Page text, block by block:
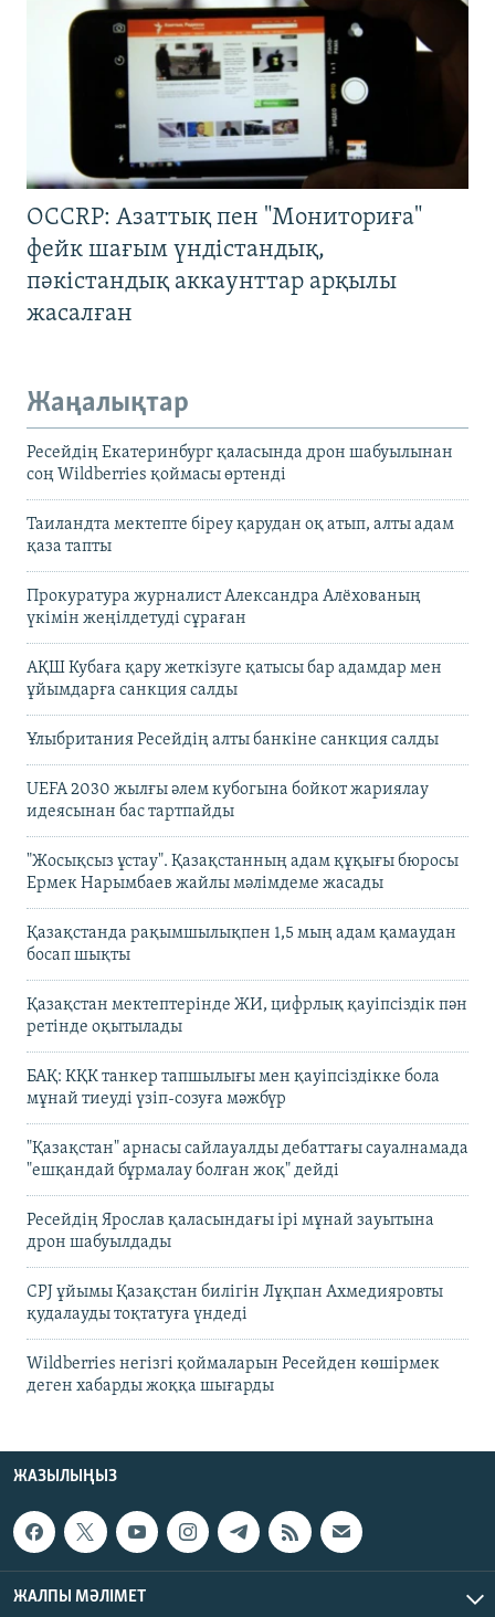
OCCRP: Азаттық пен "Мониториға"
фейк шағым үндістандық,
пәкістандық аккаунттар арқылы
жасалған
Жаңалықтар
Ресейдің Екатеринбург қаласында дрон шабуылынан
соң Wildberries қоймасы өртенді
Таиландта мектепте біреу қарудан оқ атып, алты адам
қаза тапты
Прокуратура журналист Александра Алёхованың
үкімін жеңілдетуді сұраған
АҚШ Кубаға қару жеткізуге қатысы бар адамдар мен
ұйымдарға санкция салды
Ұлыбритания Ресейдің алты банкіне санкция салды
UEFA 2030 жылғы әлем кубогына бойкот жариялау
идеясынан бас тартпайды
"Жосықсыз ұстау". Қазақстанның адам құқығы бюросы
Ермек Нарымбаев жайлы мәлімдеме жасады
Қазақстанда рақымшылықпен 1,5 мың адам қамаудан
босап шықты
Қазақстан мектептерінде ЖИ, цифрлық қауіпсіздік пән
ретінде оқытылады
БАҚ: КҚК танкер тапшылығы мен қауіпсіздікке бола
мұнай тиеуді үзіп-созуға мәжбүр
"Қазақстан" арнасы сайлауалды дебаттағы сауалнамада
"ешқандай бұрмалау болған жоқ" дейді
Ресейдің Ярослав қаласындағы ірі мұнай зауытына
дрон шабуылдады
CPJ ұйымы Қазақстан билігін Лұқпан Ахмедияровты
қудалауды тоқтатуға үндеді
Wildberries негізгі қоймаларын Ресейден көшірмек
деген хабарды жоққа шығарды
ЖАЗЫЛЫҢЫЗ
ЖАЛПЫ МӘЛІМЕТ